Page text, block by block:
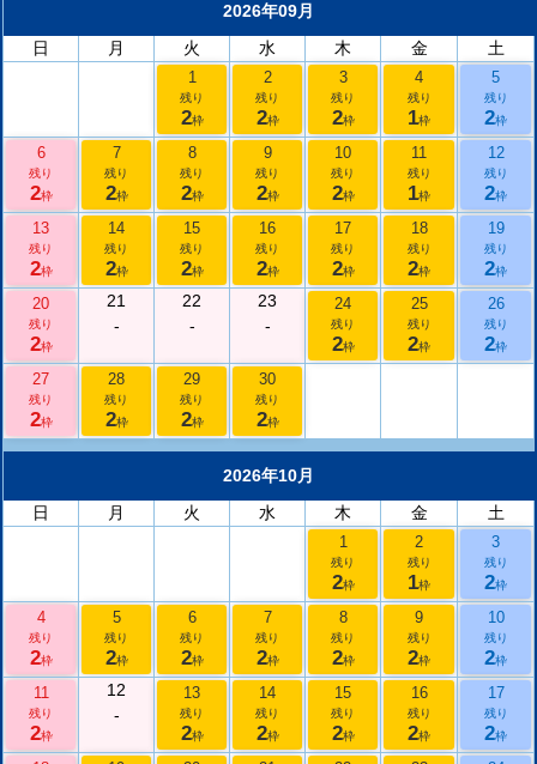
2026年09月
日
月 火 水 木 金 土
1
残り
2枠
2
残り
2枠
3
残り
2枠
4
残り
1枠
5
残り
2枠
6
残り
2枠
7
残り
2枠
8
残り
2枠
9
残り
2枠
10
残り
2枠
11
残り
1枠
12
残り
2枠
13
残り
2枠
14
残り
2枠
15
残り
2枠
16
残り
2枠
17
残り
2枠
18
残り
2枠
19
残り
2枠
20
残り
2枠
21
-
22
-
23
-
24
残り
2枠
25
残り
2枠
26
残り
2枠
27
残り
2枠
28
残り
2枠
29
残り
2枠
30
残り
2枠
2026年10月
日
月 火 水 木 金 土
1
残り
2枠
2
残り
1枠
3
残り
2枠
4
残り
2枠
5
残り
2枠
6
残り
2枠
7
残り
2枠
8
残り
2枠
9
残り
2枠
10
残り
2枠
11
残り
2枠
12
-
13
残り
2枠
14
残り
2枠
15
残り
2枠
16
残り
2枠
17
残り
2枠